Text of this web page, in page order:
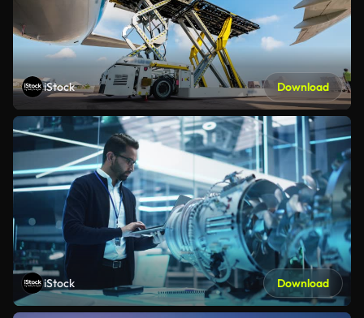
iStock Download
iStock Download